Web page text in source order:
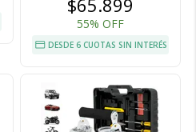
$65.899
55% OFF
DESDE 6 CUOTAS SIN INTERÉS